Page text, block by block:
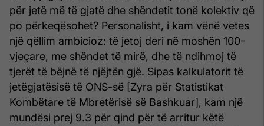
për jetë më të gjatë dhe shëndetit tonë kolektiv që
po përkeqësohet? Personalisht, i kam vënë vetes
një qëllim ambicioz: të jetoj deri në moshën 100-
vjeçare, me shëndet të mirë, dhe të ndihmoj të
tjerët të bëjnë të njëjtën gjë. Sipas kalkulatorit të
jetëgjatësisë të ONS-së [Zyra për Statistikat
Kombëtare të Mbretërisë së Bashkuar], kam një
mundësi prej 9.3 për qind për të arritur këtë